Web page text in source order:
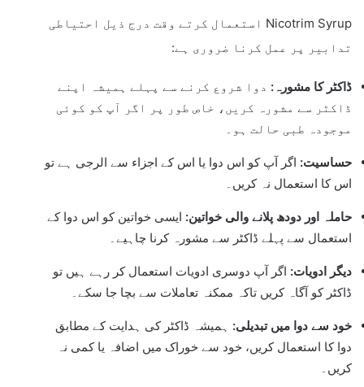
Nicotrim Syrup استعمال کرتے وقت درج ذیل احتیاطی
تدابیر پر عمل کرنا ضروری ہے:
ڈاکٹر کا مشورہ: دوا شروع کرنے سے پہلے ہمیشہ اپنے
ڈاکٹر سے مشورہ کریں، خاص طور پر اگر آپ کو کوئی
موجودہ طبی حالت ہو۔
حساسیت: اگر آپ کو اس دوا یا اس کے اجزاء سے الرجی ہے تو
اس کا استعمال نہ کریں۔
حاملہ اور دودھ پلانے والی خواتین: ایسی خواتین کو اس دوا کے
استعمال سے پہلے ڈاکٹر سے مشورہ کرنا چاہیے۔
دیگر ادویات: اگر آپ دوسری ادویات استعمال کر رہے ہیں تو
ڈاکٹر کو آگاہ کریں تاکہ ممکنہ تعاملات سے بچا جا سکے۔
خود سے دوا میں تبدیلی: ہمیشہ ڈاکٹر کی ہدایت کے مطابق
دوا کا استعمال کریں، خود سے خوراک میں اضافہ یا کمی نہ
کریں۔